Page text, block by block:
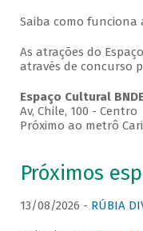
Saiba como funciona
As atrações do
através de concurso
Espaço Cultural
Av, Chile, 100 - Centro
Próximo ao metrô
Próximos
13/08/2026 - RÚBIA